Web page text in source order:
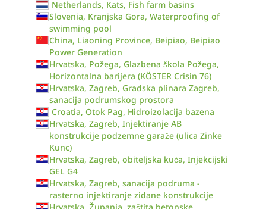
Netherlands, Kats, Fish farm basins
Slovenia, Kranjska Gora, Waterproofing of
swimming pool
China, Liaoning Province, Beipiao, Beipiao
Power Generation
Hrvatska, Požega, Glazbena škola Požega,
Horizontalna barijera (KÖSTER Crisin 76)
Hrvatska, Zagreb, Gradska plinara Zagreb,
sanacija podrumskog prostora
Croatia, Otok Pag, Hidroizolacija bazena
Hrvatska, Zagreb, Injektiranje AB
konstrukcije podzemne garaže (ulica Zinke
Kunc)
Hrvatska, Zagreb, obiteljska kuća, Injekcijski
GEL G4
Hrvatska, Zagreb, sanacija podruma -
rasterno injektiranje zidane konstrukcije
Hrvatska, Županja, zaštita betonske